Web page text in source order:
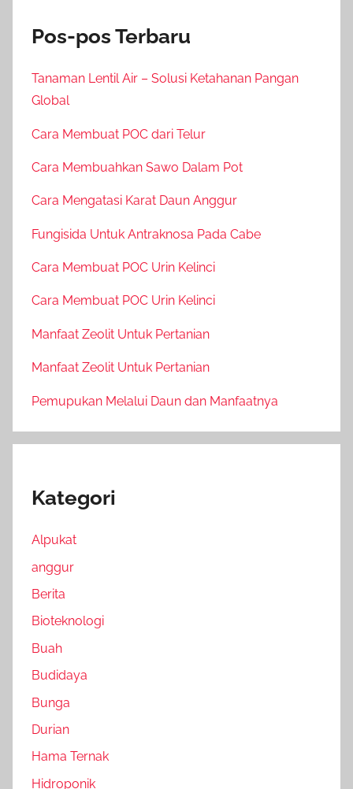
Pos-pos Terbaru
Tanaman Lentil Air – Solusi Ketahanan Pangan
Global
Cara Membuat POC dari Telur
Cara Membuahkan Sawo Dalam Pot
Cara Mengatasi Karat Daun Anggur
Fungisida Untuk Antraknosa Pada Cabe
Cara Membuat POC Urin Kelinci
Cara Membuat POC Urin Kelinci
Manfaat Zeolit Untuk Pertanian
Manfaat Zeolit Untuk Pertanian
Pemupukan Melalui Daun dan Manfaatnya
Kategori
Alpukat
anggur
Berita
Bioteknologi
Buah
Budidaya
Bunga
Durian
Hama Ternak
Hidroponik